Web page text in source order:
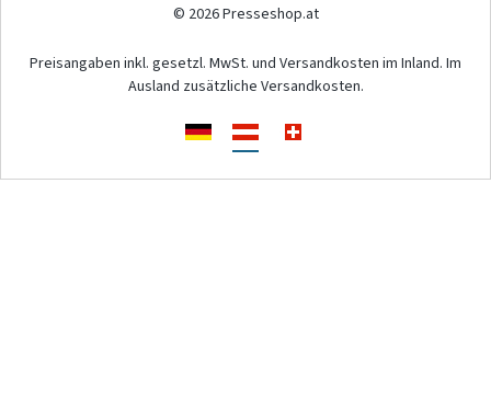
© 2026 Presseshop.at
Preisangaben inkl. gesetzl. MwSt. und Versandkosten im Inland. Im
Ausland zusätzliche Versandkosten.